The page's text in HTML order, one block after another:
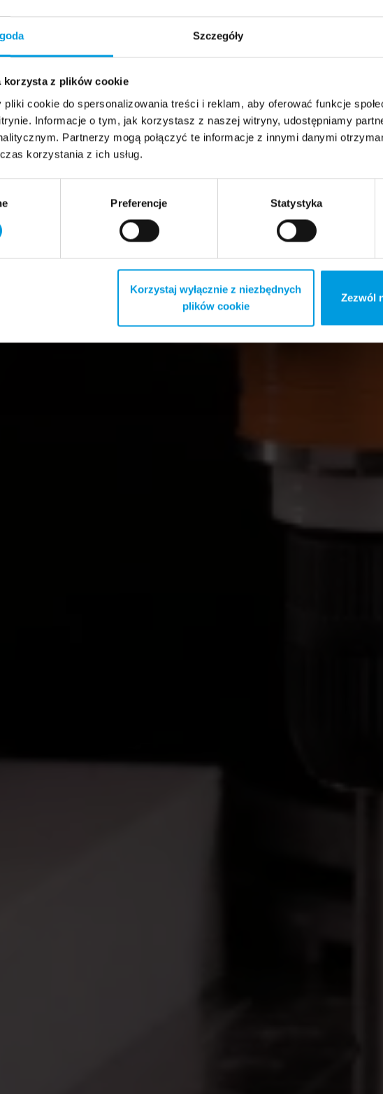
Szczegóły
korzysta z plików cookie
cookie do spersonalizowania treści i reklam, aby oferować funkcje
Informacje o tym, jak korzystasz z naszej witryny, udostępniamy
Partnerzy mogą połączyć te informacje z innymi danymi
korzystania z ich usług.
Preferencje Statystyka
Korzystaj wyłącznie z niezbędnych
plików cookie
Zezwól